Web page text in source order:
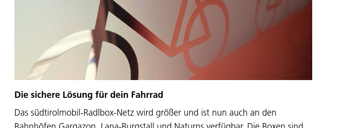
Die sichere Lösung für dein Fahrrad
Das südtirolmobil-Radlbox-Netz wird größer und ist nun auch an den